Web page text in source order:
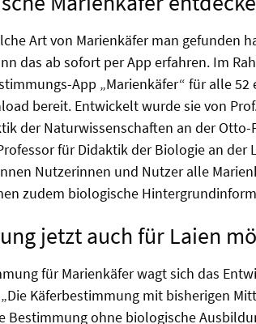
Art von Marienkäfer man gefunden
das ab sofort per App erfahren. Im
App „Marienkäfer“ für alle 52
bereit. Entwickelt wurde sie von
der Naturwissenschaften an der
für Didaktik der Biologie an der
Nutzerinnen und Nutzer alle
zudem biologische
jetzt auch für Laien
für Marienkäfer wagt sich das
Käferbestimmung mit bisherigen
Bestimmung ohne biologische